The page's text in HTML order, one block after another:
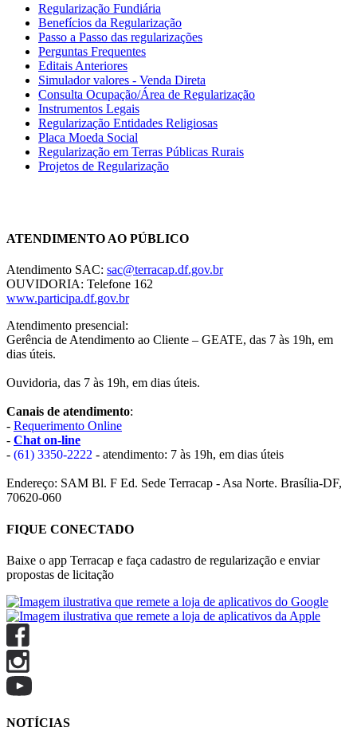
Regularização Fundiária
Benefícios da Regularização
Passo a Passo das regularizações
Perguntas Frequentes
Editais Anteriores
Simulador valores - Venda Direta
Consulta Ocupação/Área de Regularização
Instrumentos Legais
Regularização Entidades Religiosas
Placa Moeda Social
Regularização em Terras Públicas Rurais
Projetos de Regularização
ATENDIMENTO AO PÚBLICO
Atendimento SAC: sac@terracap.df.gov.br
OUVIDORIA: Telefone 162
www.participa.df.gov.br
Atendimento presencial:
Gerência de Atendimento ao Cliente – GEATE, das 7 às 19h, em
dias úteis.
Ouvidoria, das 7 às 19h, em dias úteis.
Canais de atendimento:
- Requerimento Online
- Chat on-line
- (61) 3350-2222 - atendimento: 7 às 19h, em dias úteis
Endereço: SAM Bl. F Ed. Sede Terracap - Asa Norte. Brasília-DF,
70620-060
FIQUE CONECTADO
Baixe o app Terracap e faça cadastro de regularização e enviar
propostas de licitação
NOTÍCIAS